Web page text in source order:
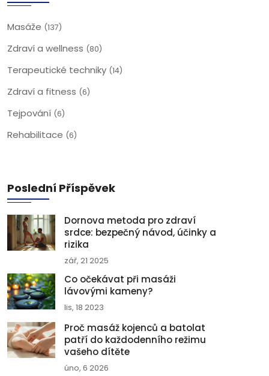
Masáže (137)
Zdraví a wellness (80)
Terapeutické techniky (14)
Zdraví a fitness (6)
Tejpování (6)
Rehabilitace (6)
Poslední Příspěvek
Dornova metoda pro zdraví
srdce: bezpečný návod, účinky a
rizika
zář, 21 2025
Co očekávat při masáži
lávovými kameny?
lis, 18 2023
Proč masáž kojenců a batolat
patří do každodenního režimu
vašeho dítěte
úno, 6 2026